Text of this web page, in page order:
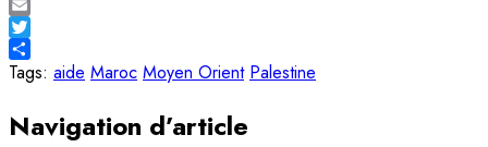
Facebook
Email
Twitter
Share
Tags: aide Maroc Moyen Orient Palestine
Navigation d’article